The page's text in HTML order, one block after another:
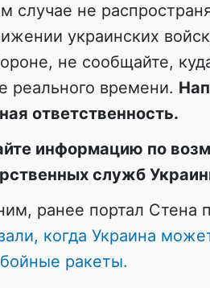
случае не
украинских
не сообщайте,
реального времени.
ответственность.
информацию по
служб
ранее портал Стена
когда Украина
ракеты.